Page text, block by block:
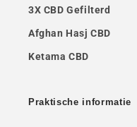
3X CBD Gefilterd
Afghan Hasj CBD
Ketama CBD
Praktische informatie